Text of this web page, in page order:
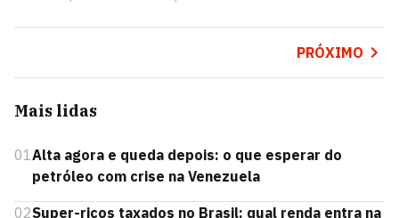
PRÓXIMO
Mais lidas
01Alta agora e queda depois: o que esperar do
petróleo com crise na Venezuela
02Super-ricos taxados no Brasil: qual renda entra na